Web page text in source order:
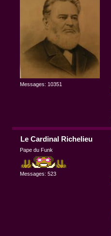
Messages: 10351
Le Cardinal Richelieu
Pape du Funk
Messages: 523